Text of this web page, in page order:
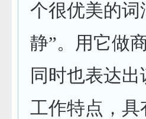
个很优美的
静”。用它做
同时也表达
工作特点，